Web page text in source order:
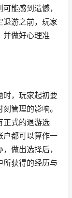
能感到遗憾，
退游之前，玩家
并做好心理准
时，玩家起初要
管理的影响。
正式的退游选
户都可以算作一
做出选择后，
所获得的经历与